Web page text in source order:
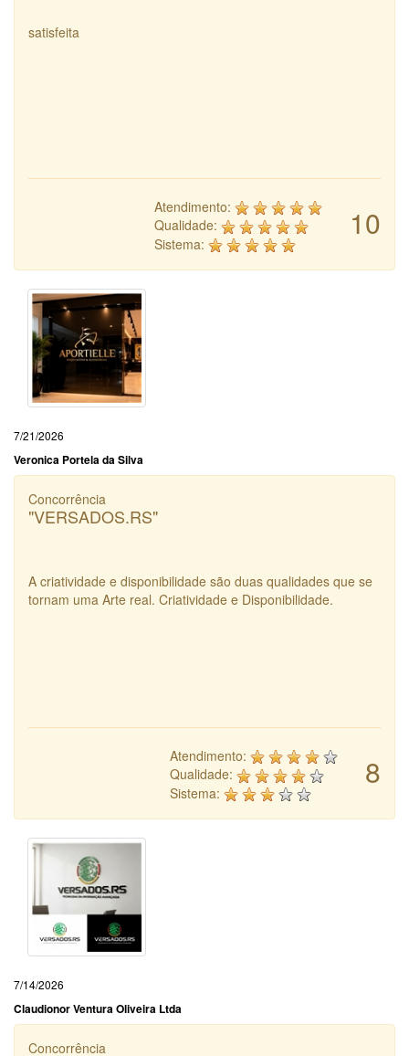
satisfeita
10
Atendimento:
Qualidade:
Sistema:
7/21/2026
Veronica Portela da Silva
Concorrência
"VERSADOS.RS"
A criatividade e disponibilidade são duas qualidades que se
tornam uma Arte real. Criatividade e Disponibilidade.
8
Atendimento:
Qualidade:
Sistema:
7/14/2026
Claudionor Ventura Oliveira Ltda
Concorrência